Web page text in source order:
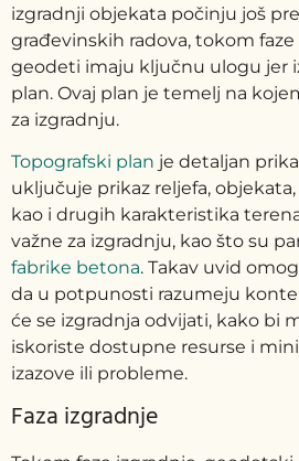
izgradnji objekata počinju još
građevinskih radova, tokom faze
geodeti imaju ključnu ulogu jer
plan. Ovaj plan je temelj na
za izgradnju.
Topografski plan je detaljan
uključuje prikaz reljefa,
kao i drugih karakteristika
važne za izgradnju, kao što su
fabrike betona. Takav uvid
da u potpunosti razumeju
će se izgradnja odvijati, kako bi
iskoriste dostupne resurse i
izazove ili probleme.
Faza izgradnje